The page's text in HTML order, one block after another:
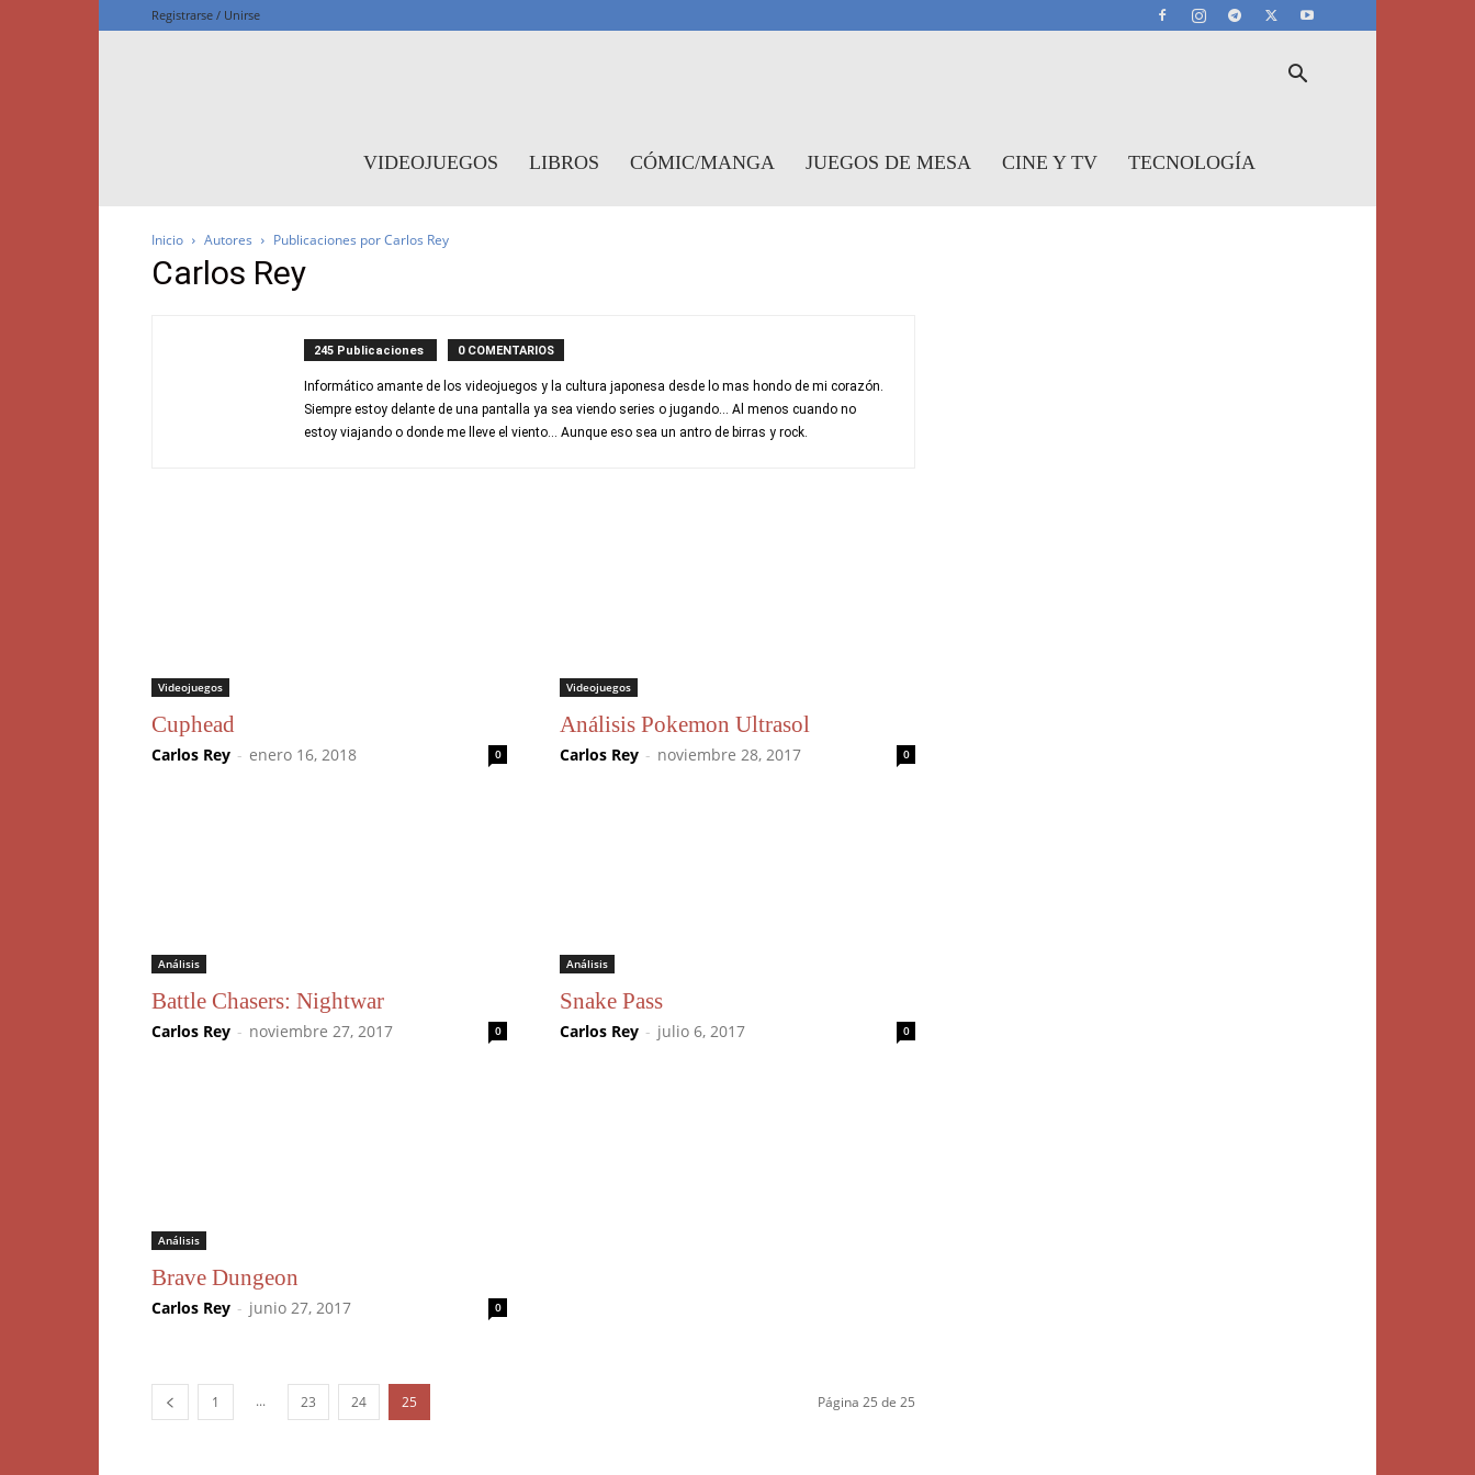
Registrarse / Unirse
VIDEOJUEGOS LIBROS CÓMIC/MANGA JUEGOS DE MESA CINE Y TV TECNOLOGÍA
Inicio Autores Publicaciones por Carlos Rey
Carlos Rey
245 Publicaciones 0 COMENTARIOS
Informático amante de los videojuegos y la cultura japonesa desde lo mas hondo de mi corazón.
Siempre estoy delante de una pantalla ya sea viendo series o jugando... Al menos cuando no
estoy viajando o donde me lleve el viento... Aunque eso sea un antro de birras y rock.
Videojuegos
Cuphead
Carlos Rey - enero 16, 2018 0
Videojuegos
Análisis Pokemon Ultrasol
Carlos Rey - noviembre 28, 2017 0
Análisis
Battle Chasers: Nightwar
Carlos Rey - noviembre 27, 2017 0
Análisis
Snake Pass
Carlos Rey - julio 6, 2017 0
Análisis
Brave Dungeon
Carlos Rey - junio 27, 2017 0
1 ... 23 24 25 Página 25 de 25